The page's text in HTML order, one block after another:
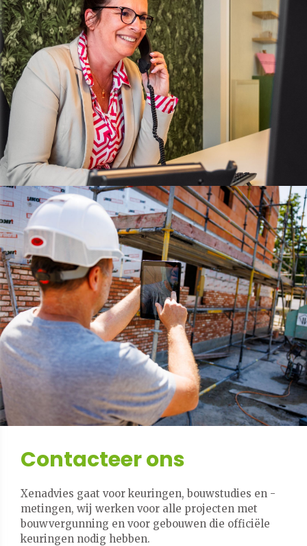
Contacteer ons
Xenadvies gaat voor keuringen, bouwstudies en -
metingen, wij werken voor alle projecten met
bouwvergunning en voor gebouwen die officiële
keuringen nodig hebben.